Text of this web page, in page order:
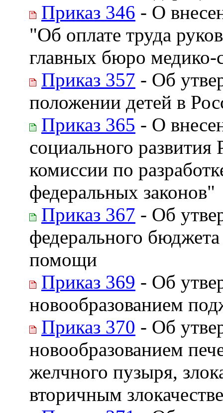
Приказ 346 - О
"Об оплате труда
главных бюро медико-
Приказ 357 - Об
положении детей в
Приказ 365 - О
социального
комиссии по
федеральных законов"
Приказ 367 - Об
федерального
помощи
Приказ 369 - Об
новообразованием
Приказ 370 - Об
новообразованием
желчного пузыря,
вторичным